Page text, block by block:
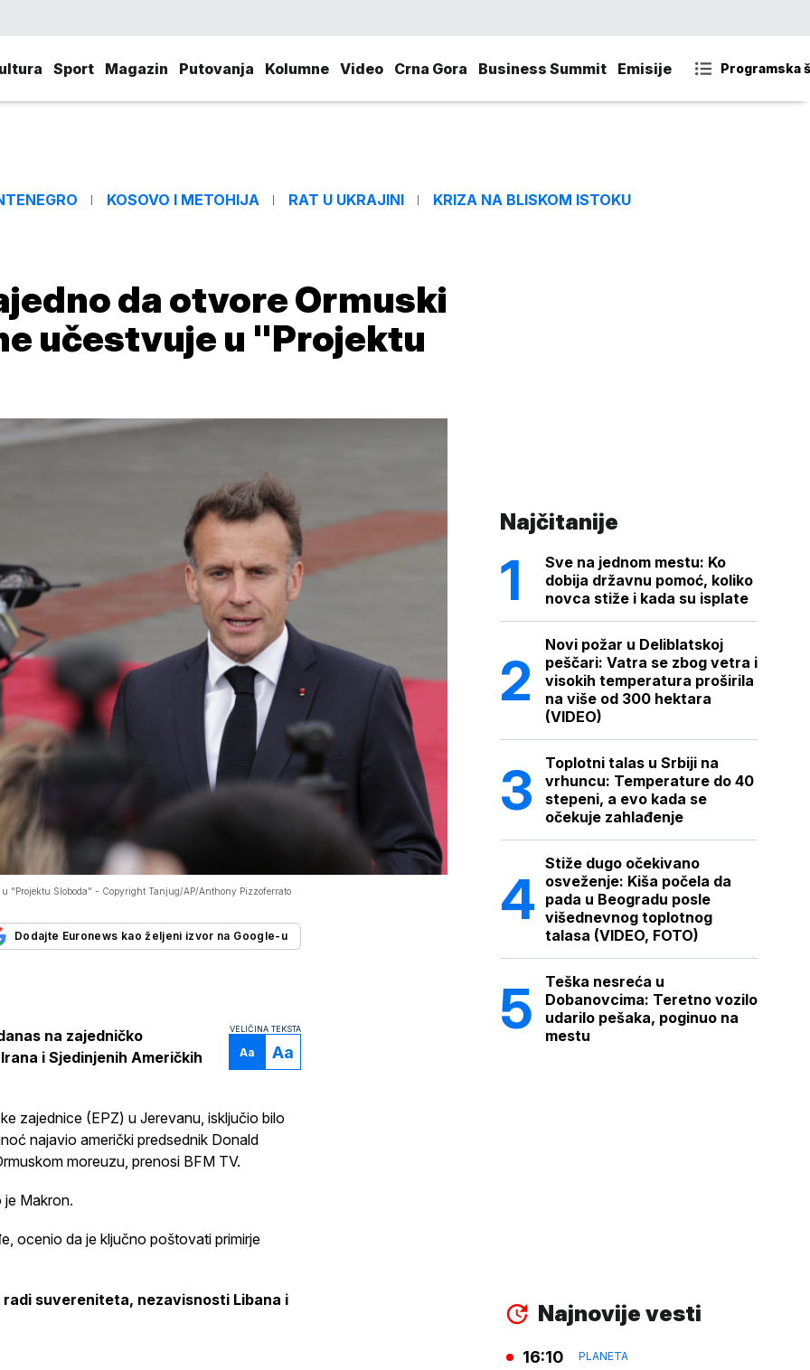
Sport Magazin Putovanja Kolumne Video Crna Gora Business Summit Emisije Programska
KOSOVO I METOHIJA RAT U UKRAJINI KRIZA NA BLISKOM ISTOKU
da otvore Ormuski
učestvuje u "Projektu
"Projektu Sloboda" - Copyright Tanjug/AP/Anthony Pizzoferrato
Dodajte Euronews kao željeni izvor na Google-u
VELIČINA TEKSTA
Aa Aa
na zajedničko
i Sjedinjenih Američkih
zajednice (EPZ) u Jerevanu, isključio bilo
najavio američki predsednik Donald
moreuzu, prenosi BFM TV.
je Makron.
ocenio da je ključno poštovati primirje
suvereniteta, nezavisnosti Libana i
Najčitanije
Sve na jednom mestu: Ko
dobija državnu pomoć, koliko
novca stiže i kada su isplate
Novi požar u Deliblatskoj
peščari: Vatra se zbog vetra i
visokih temperatura proširila
na više od 300 hektara
(VIDEO)
Toplotni talas u Srbiji na
vrhuncu: Temperature do 40
stepeni, a evo kada se
očekuje zahlađenje
Stiže dugo očekivano
osveženje: Kiša počela da
pada u Beogradu posle
višednevnog toplotnog
talasa (VIDEO, FOTO)
Teška nesreća u
Dobanovcima: Teretno vozilo
udarilo pešaka, poginuo na
mestu
Najnovije vesti
PLANETA
16:10